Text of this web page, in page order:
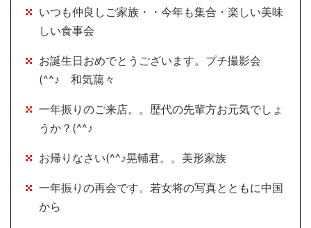
いつも仲良しご家族・・今年も集合・楽しい美味
しい食事会
お誕生日おめでとうございます。プチ撮影会
(^^♪ 和気藹々
一年振りのご来店。。歴代の先輩方お元気でしょ
うか？(^^♪
お帰りなさい(^^♪晃輔君。。美形家族
一年振りの再会です。若女将の写真とともに中国
から